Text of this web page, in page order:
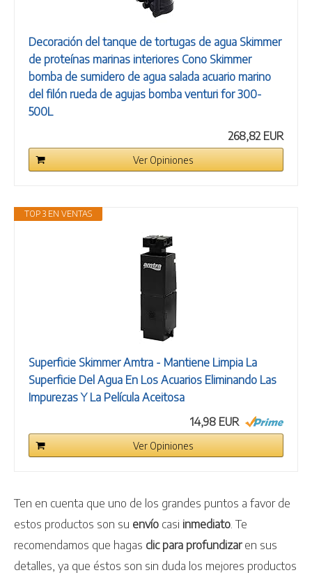
Decoración del tanque de tortugas de agua Skimmer
de proteínas marinas interiores Cono Skimmer
bomba de sumidero de agua salada acuario marino
del filón rueda de agujas bomba venturi for 300-
500L
268,82 EUR
Ver Opiniones
TOP 3 EN VENTAS
Superficie Skimmer Amtra - Mantiene Limpia La
Superficie Del Agua En Los Acuarios Eliminando Las
Impurezas Y La Película Aceitosa
14,98 EUR
Ver Opiniones
Ten en cuenta que uno de los grandes puntos a favor de
estos productos son su envío casi inmediato . Te
recomendamos que hagas clic para profundizaren sus
detalles, ya que éstos son sin duda los mejores productos